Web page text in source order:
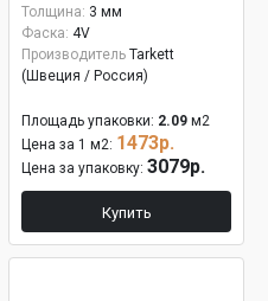
Толщина: 3 мм
Фаска: 4V
Производитель Tarkett
(Швеция / Россия)
Площадь упаковки: 2.09 м2
Цена за 1 м2: 1473р.
Цена за упаковку: 3079р.
Купить